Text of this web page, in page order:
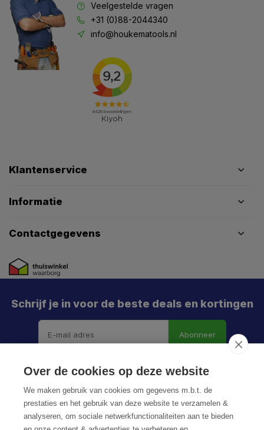
Veelgestelde vragen
+31 (0)88-2044340
info@houkematools.nl
Klantenservice
Informatie
Contactgegevens
Schrijf je in voor de beste deals en kortingen
Abonneer
Meld je aan en mis geen enkele actie, aanbieding
of nieuwe deal meer. Én je krijgt direct €5 korting!
Over de cookies op deze website
We maken gebruik van cookies om gegevens m.b.t. de
prestaties en het gebruik van deze website te verzamelen &
analyseren, om sociale netwerkfunctionaliteiten aan te bieden